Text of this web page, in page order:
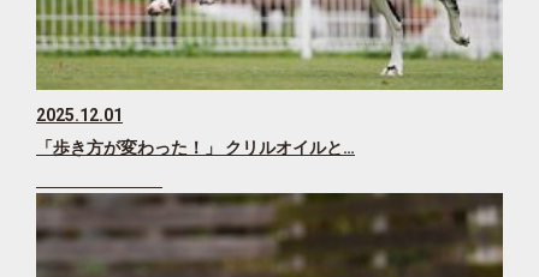
2025.12.01
「歩き方が変わった！」 クリルオイルと…